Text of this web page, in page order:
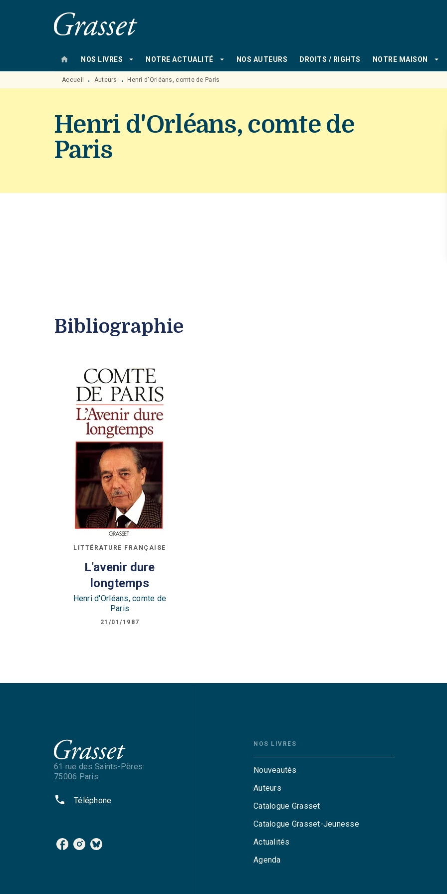
MENU RECHERCHE
home NOS LIVRES arrow_drop_down NOTRE ACTUALITÉ arrow_drop_down NOS AUTEURS DROITS / RIGHTS NOTRE MAISON arrow_drop_down
Accueil • Auteurs • Henri d'Orléans, comte de Paris
Henri d'Orléans, comte de
Paris
Bibliographie
LITTÉRATURE FRANÇAISE
L'avenir dure
longtemps
Henri d'Orléans, comte de
Paris
21/01/1987
61 rue des Saints-Pères
75006 Paris
phone Téléphone
NOS LIVRES
Nouveautés
Auteurs
Catalogue Grasset
Catalogue Grasset-Jeunesse
Actualités
Agenda